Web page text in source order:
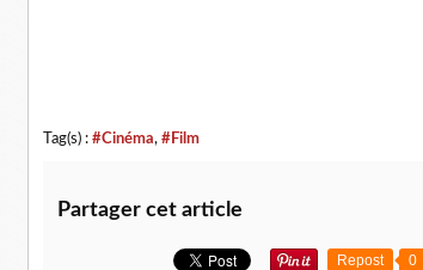
Tag(s) : #Cinéma, #Film
Partager cet article
Repost 0